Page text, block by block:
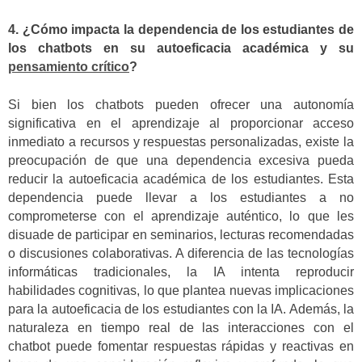
4. ¿Cómo impacta la dependencia de los estudiantes de
los chatbots en su autoeficacia académica y su
pensamiento crítico?
Si bien los chatbots pueden ofrecer una autonomía
significativa en el aprendizaje al proporcionar acceso
inmediato a recursos y respuestas personalizadas, existe la
preocupación de que una dependencia excesiva pueda
reducir la autoeficacia académica de los estudiantes. Esta
dependencia puede llevar a los estudiantes a no
comprometerse con el aprendizaje auténtico, lo que les
disuade de participar en seminarios, lecturas recomendadas
o discusiones colaborativas. A diferencia de las tecnologías
informáticas tradicionales, la IA intenta reproducir
habilidades cognitivas, lo que plantea nuevas implicaciones
para la autoeficacia de los estudiantes con la IA. Además, la
naturaleza en tiempo real de las interacciones con el
chatbot puede fomentar respuestas rápidas y reactivas en